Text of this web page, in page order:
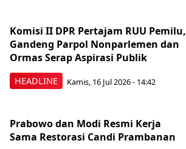
HEADLINE
Komisi II DPR Pertajam RUU Pemilu,
Gandeng Parpol Nonparlemen dan
Ormas Serap Aspirasi Publik
Kamis, 16 Jul 2026 - 14:42
Prabowo dan Modi Resmi Kerja
Sama Restorasi Candi Prambanan